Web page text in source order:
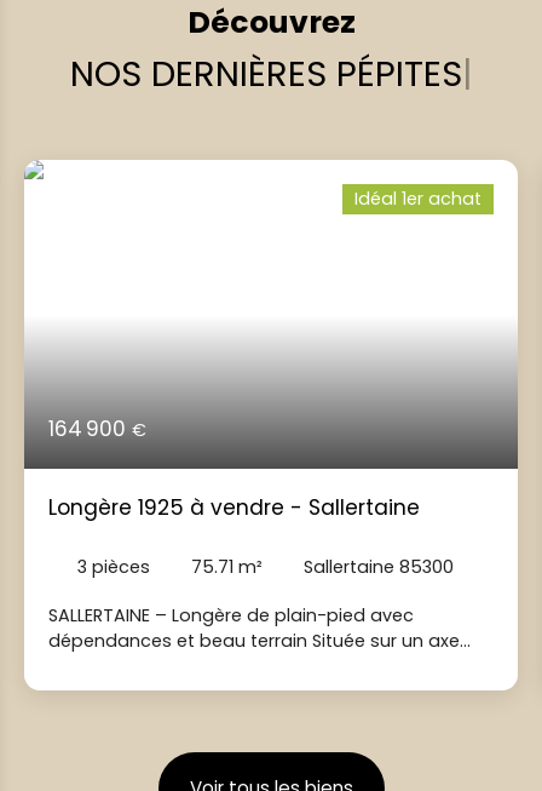
Découvrez
NOS DERNIÈRES PÉPITES|
164 900 €
Idéal 1er achat
Longère 1925 à vendre - Sallertaine
3 pièces 75.71 m² Sallertaine 85300
SALLERTAINE – Longère de plain-pied avec
dépendances et beau terrain Située sur un axe
permet des déplacements facilités au quotidien,
offre un beau potentiel pour un premier achat ou